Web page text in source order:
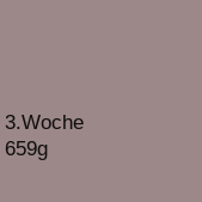
3.Woche
659g